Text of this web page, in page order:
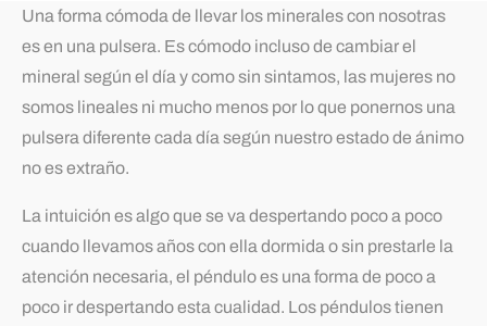
Una forma cómoda de llevar los minerales con nosotras
es en una pulsera. Es cómodo incluso de cambiar el
mineral según el día y como sin sintamos, las mujeres no
somos lineales ni mucho menos por lo que ponernos una
pulsera diferente cada día según nuestro estado de ánimo
no es extraño.
La intuición es algo que se va despertando poco a poco
cuando llevamos años con ella dormida o sin prestarle la
atención necesaria, el péndulo es una forma de poco a
poco ir despertando esta cualidad. Los péndulos tienen